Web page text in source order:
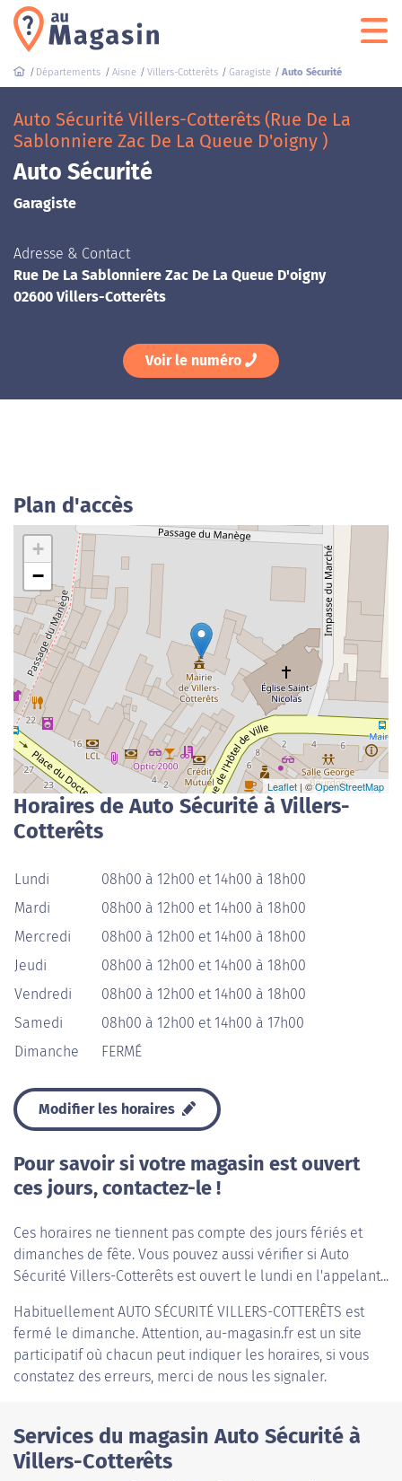
Départements Aisne Villers-Cotterêts Garagiste Auto Sécurité
Auto Sécurité Villers-Cotterêts (Rue De La
Sablonniere Zac De La Queue D'oigny )
Auto Sécurité
Garagiste
Adresse & Contact
Rue De La Sablonniere Zac De La Queue D'oigny
02600 Villers-Cotterêts
Voir le numéro
Plan d'accès
+
−
Leaflet | ©OpenStreetMap
Horaires de Auto Sécurité à Villers-
Cotterêts
Lundi
08h00 à 12h00 et 14h00 à 18h00
Mardi
08h00 à 12h00 et 14h00 à 18h00
Mercredi
08h00 à 12h00 et 14h00 à 18h00
Jeudi
08h00 à 12h00 et 14h00 à 18h00
Vendredi
08h00 à 12h00 et 14h00 à 18h00
Samedi
08h00 à 12h00 et 14h00 à 17h00
Dimanche
FERMÉ
Modifier les horaires
Pour savoir si votre magasin est ouvert
ces jours, contactez-le !
Ces horaires ne tiennent pas compte des jours fériés et
dimanches de fête. Vous pouvez aussi vérifier si Auto
Sécurité Villers-Cotterêts est ouvert le lundi en l'appelant...
HabituellementAUTO SÉCURITÉ VILLERS-COTTERÊTS est
fermé le dimanche. Attention, au-magasin.fr est un site
participatif où chacun peut indiquer les horaires, si vous
constatez des erreurs, merci de nous les signaler.
Services du magasin Auto Sécurité à
Villers-Cotterêts